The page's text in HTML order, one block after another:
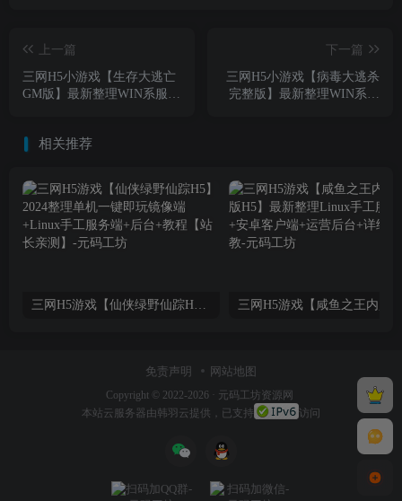
上一篇
三网H5小游戏【生存大逃亡
GM版】最新整理WIN系服务
下一篇
三网H5小游戏【病毒大逃杀
完整版】最新整理WIN系服
相关推荐
免责声明 网站地图
Copyright © 2022-2026 · 元码工坊资源网
本站 云服务器由韩羽云提供，已支持 访问